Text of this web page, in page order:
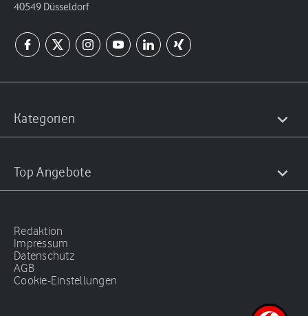
40549 Düsseldorf
Kategorien
Top Angebote
Redaktion
Impressum
Datenschutz
AGB
Cookie-Einstellungen